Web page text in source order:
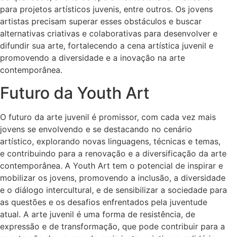
para projetos artísticos juvenis, entre outros. Os jovens
artistas precisam superar esses obstáculos e buscar
alternativas criativas e colaborativas para desenvolver e
difundir sua arte, fortalecendo a cena artística juvenil e
promovendo a diversidade e a inovação na arte
contemporânea.
Futuro da Youth Art
O futuro da arte juvenil é promissor, com cada vez mais
jovens se envolvendo e se destacando no cenário
artístico, explorando novas linguagens, técnicas e temas,
e contribuindo para a renovação e a diversificação da arte
contemporânea. A Youth Art tem o potencial de inspirar e
mobilizar os jovens, promovendo a inclusão, a diversidade
e o diálogo intercultural, e de sensibilizar a sociedade para
as questões e os desafios enfrentados pela juventude
atual. A arte juvenil é uma forma de resistência, de
expressão e de transformação, que pode contribuir para a